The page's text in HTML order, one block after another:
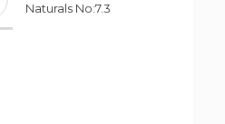
Naturals No:7.3